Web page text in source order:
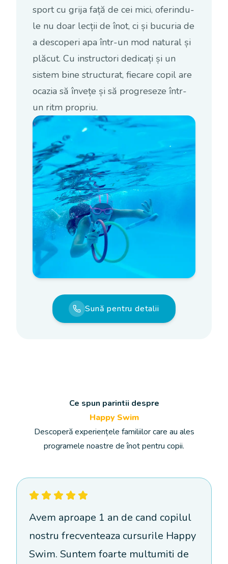
sport cu grija față de cei mici, oferindu-
le nu doar lecții de înot, ci și bucuria de
a descoperi apa într-un mod natural și
plăcut. Cu instructori dedicați și un
sistem bine structurat, fiecare copil are
ocazia să învețe și să progreseze într-
un ritm propriu.
Sună pentru detalii
Ce spun parintii despre
Happy Swim
Descoperă experiențele familiilor care au ales
programele noastre de înot pentru copii.
Avem aproape 1 an de cand copilul
nostru frecventeaza cursurile Happy
Swim. Suntem foarte multumiti de